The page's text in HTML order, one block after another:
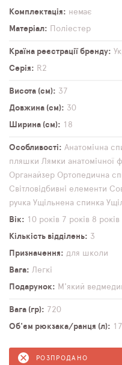
Комплектація
немає
Матеріал
Поліестер
Країна реєстрації бренду
Серія
R2
Висота (см)
37
Довжина (см)
30
Ширина (см)
18
Особливості Анатомічна
пляшки Лямки анатомічної
Органайзер Ортопедична
Світловідбивні елементи
ручка Ущільнена спинка
Вік
10 років 7 років 8 років
Кількість відділень
3
Призначення
для школи
Вага
Легкі
Подарунок
М'який
Вага (гр)
720
Об'єм рюкзака/ранця (л)
РОЗПРОДАНО